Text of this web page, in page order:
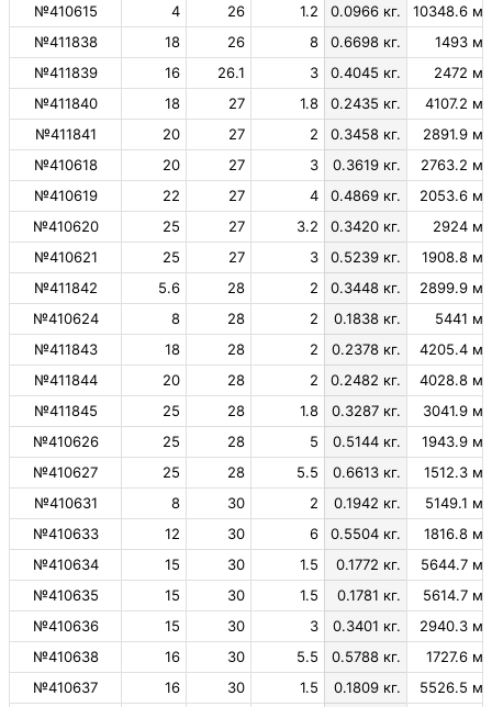
№410615
4 26 1.2 0.0966 кг.
10348.6 м.
№411838
18 26 8 0.6698 кг.
1493 м.
№411839
16 26.1 3 0.4045 кг.
2472 м.
№411840
18 27 1.8 0.2435 кг.
4107.2 м.
№411841
20 27 2 0.3458 кг.
2891.9 м.
№410618
20 27 3 0.3619 кг.
2763.2 м.
№410619
22 27 4 0.4869 кг.
2053.6 м.
№410620
25 27 3.2 0.3420 кг.
2924 м.
№410621
25 27 3 0.5239 кг.
1908.8 м.
№411842
5.6 28 2 0.3448 кг.
2899.9 м.
№410624
8 28 2 0.1838 кг.
5441 м.
№411843
18 28 2 0.2378 кг.
4205.4 м.
№411844
20 28 2 0.2482 кг.
4028.8 м.
№411845
25 28 1.8 0.3287 кг.
3041.9 м.
№410626
25 28 5 0.5144 кг.
1943.9 м.
№410627
25 28 5.5 0.6613 кг.
1512.3 м.
№410631
8 30 2 0.1942 кг.
5149.1 м.
№410633
12 30 6 0.5504 кг.
1816.8 м.
№410634
15 30 1.5 0.1772 кг.
5644.7 м.
№410635
15 30 1.5 0.1781 кг.
5614.7 м.
№410636
15 30 3 0.3401 кг.
2940.3 м.
№410638
16 30 5.5 0.5788 кг.
1727.6 м.
№410637
16 30 1.5 0.1809 кг.
5526.5 м.